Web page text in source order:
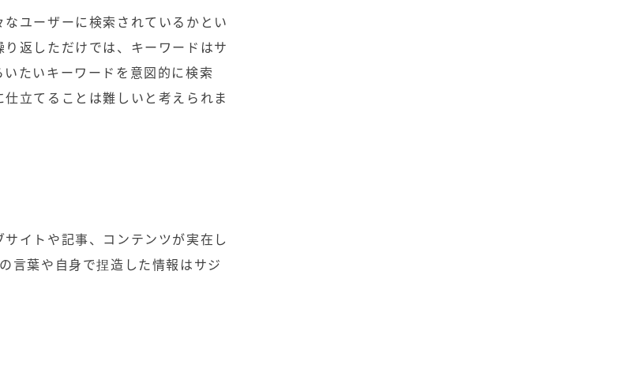
ユーザーに検索されているかとい
返しただけでは、キーワードはサ
たいキーワードを意図的に検索
立てることは難しいと考えられま
イトや記事、コンテンツが実在し
言葉や自身で捏造した情報はサジ